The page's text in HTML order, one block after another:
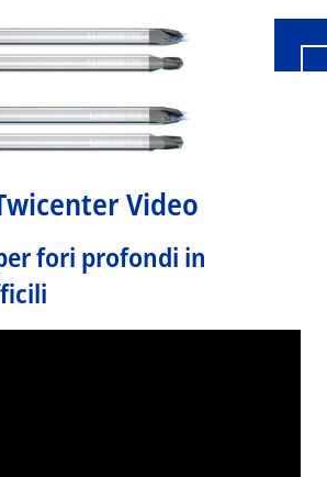
Video
fori profondi in